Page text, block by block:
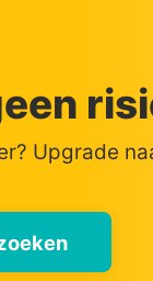
Upgrade